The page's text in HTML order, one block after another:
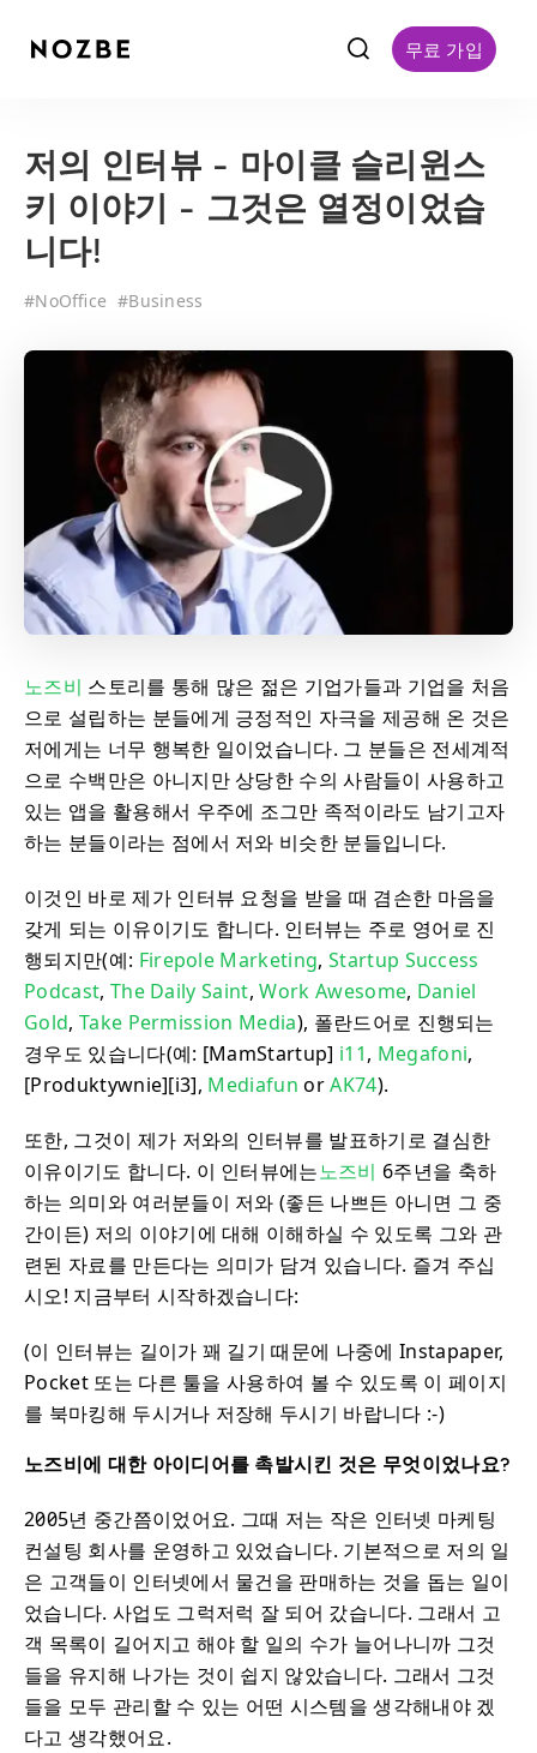
f 무료 가입
저의 인터뷰 - 마이클 슬리윈스
키 이야기 - 그것은 열정이었습
니다!
#NoOffice #Business
노즈비 스토리를 통해 많은 젊은 기업가들과 기업을 처음
으로 설립하는 분들에게 긍정적인 자극을 제공해 온 것은
저에게는 너무 행복한 일이었습니다. 그 분들은 전세계적
으로 수백만은 아니지만 상당한 수의 사람들이 사용하고
있는 앱을 활용해서 우주에 조그만 족적이라도 남기고자
하는 분들이라는 점에서 저와 비슷한 분들입니다.
이것인 바로 제가 인터뷰 요청을 받을 때 겸손한 마음을
갖게 되는 이유이기도 합니다. 인터뷰는 주로 영어로 진
행되지만(예: Firepole Marketing, Startup Success
Podcast, The Daily Saint,Work Awesome, Daniel
Gold, Take Permission Media), 폴란드어로 진행되는
경우도 있습니다(예: [MamStartup] i11, Megafoni,
[Produktywnie][i3], Mediafun orAK74).
또한, 그것이 제가 저와의 인터뷰를 발표하기로 결심한
이유이기도 합니다. 이 인터뷰에는노즈비 6주년을 축하
하는 의미와 여러분들이 저와 (좋든 나쁘든 아니면 그 중
간이든) 저의 이야기에 대해 이해하실 수 있도록 그와 관
련된 자료를 만든다는 의미가 담겨 있습니다. 즐겨 주십
시오! 지금부터 시작하겠습니다:
(이 인터뷰는 길이가 꽤 길기 때문에 나중에 Instapaper,
Pocket 또는 다른 툴을 사용하여 볼 수 있도록 이 페이지
를 북마킹해 두시거나 저장해 두시기 바랍니다 :-)
노즈비에 대한 아이디어를 촉발시킨 것은 무엇이었나요?
2005년 중간쯤이었어요. 그때 저는 작은 인터넷 마케팅
컨설팅 회사를 운영하고 있었습니다. 기본적으로 저의 일
은 고객들이 인터넷에서 물건을 판매하는 것을 돕는 일이
었습니다. 사업도 그럭저럭 잘 되어 갔습니다. 그래서 고
객 목록이 길어지고 해야 할 일의 수가 늘어나니까 그것
들을 유지해 나가는 것이 쉽지 않았습니다. 그래서 그것
들을 모두 관리할 수 있는 어떤 시스템을 생각해내야 겠
다고 생각했어요.